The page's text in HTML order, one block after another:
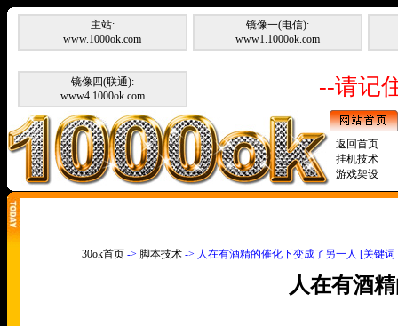
主站:
www.1000ok.com
镜像一(电信):
www1.1000ok.com
镜像四(联通):
www4.1000ok.com
--请记
返回首页
挂机技术
游戏架设
30ok首页 -> 脚本技术 -> 人在有酒精的催化下变成了另一人 [关键
人在有酒